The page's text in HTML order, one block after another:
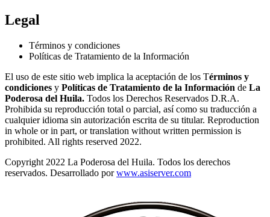
Legal
Términos y condiciones
Políticas de Tratamiento de la Información
El uso de este sitio web implica la aceptación de los Términos y
condiciones y Políticas de Tratamiento de la Información de La
Poderosa del Huila. Todos los Derechos Reservados D.R.A.
Prohibida su reproducción total o parcial, así como su traducción a
cualquier idioma sin autorización escrita de su titular. Reproduction
in whole or in part, or translation without written permission is
prohibited. All rights reserved 2022.
Copyright 2022 La Poderosa del Huila. Todos los derechos
reservados. Desarrollado porwww.asiserver.com